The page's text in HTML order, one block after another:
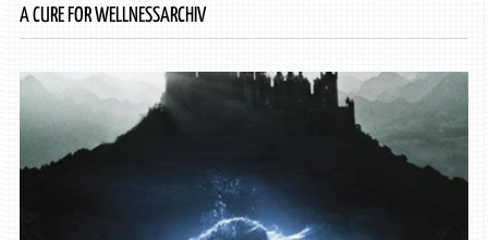
A CURE FOR WELLNESSARCHIV